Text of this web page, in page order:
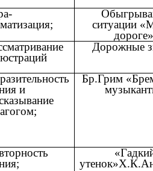
ситуации
Дорожные
и
Бр.Грим